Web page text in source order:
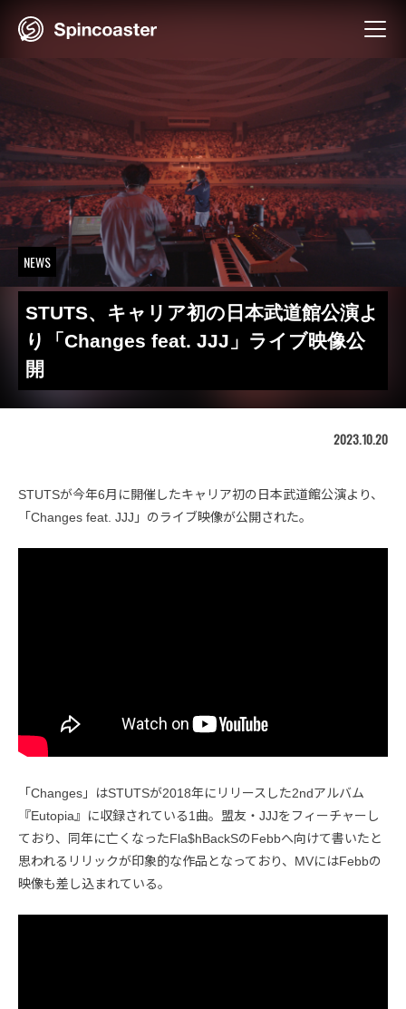
NEWS
STUTS、キャリア初の日本武道館公演よ
り「Changes feat. JJJ」ライブ映像公
開
2023.10.20
STUTSが今年6月に開催したキャリア初の日本武道館公演より、
「Changes feat. JJJ」のライブ映像が公開された。
「Changes」はSTUTSが2018年にリリースした2ndアルバム
『Eutopia』に収録されている1曲。盟友・JJJをフィーチャーし
ており、同年に亡くなったFla$hBackSのFebbへ向けて書いたと
思われるリリックが印象的な作品となっており、MVにはFebbの
映像も差し込まれている。